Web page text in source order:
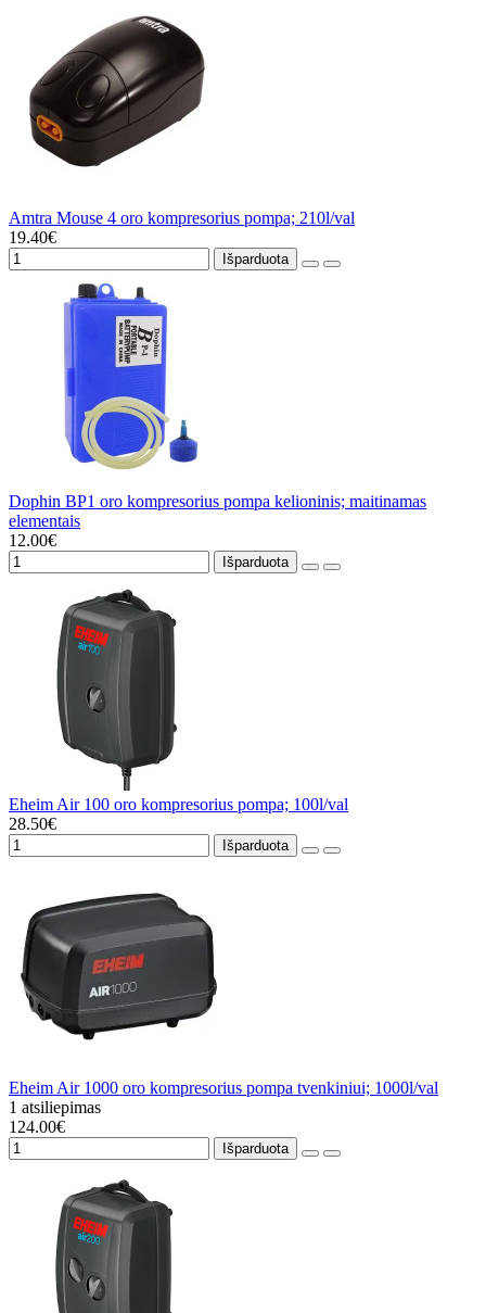
Amtra Mouse 4 oro kompresorius pompa; 210l/val
19.40€
Išparduota
Dophin BP1 oro kompresorius pompa kelioninis; maitinamas
elementais
12.00€
Išparduota
Eheim Air 100 oro kompresorius pompa; 100l/val
28.50€
Išparduota
Eheim Air 1000 oro kompresorius pompa tvenkiniui; 1000l/val
1 atsiliepimas
124.00€
Išparduota